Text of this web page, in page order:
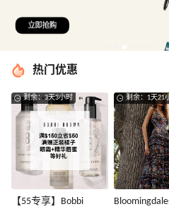
热门优惠
剩余：3天3小时
【55专享】Bobbi
剩余：1天21